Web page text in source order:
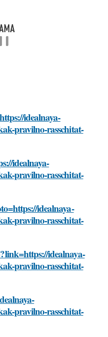
idealnaya-
pravilno-rasschitat-
idealnaya-
pravilno-rasschitat-
idealnaya-
pravilno-rasschitat-
idealnaya-
pravilno-rasschitat-
pravilno-rasschitat-